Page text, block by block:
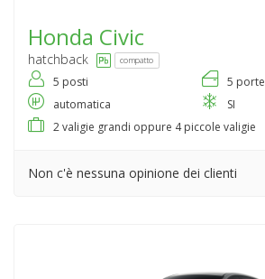
Honda Civic
hatchback compatto
5 posti
5 porte
automatica
SI
2 valigie grandi oppure 4 piccole valigie
Non c'è nessuna opinione dei clienti